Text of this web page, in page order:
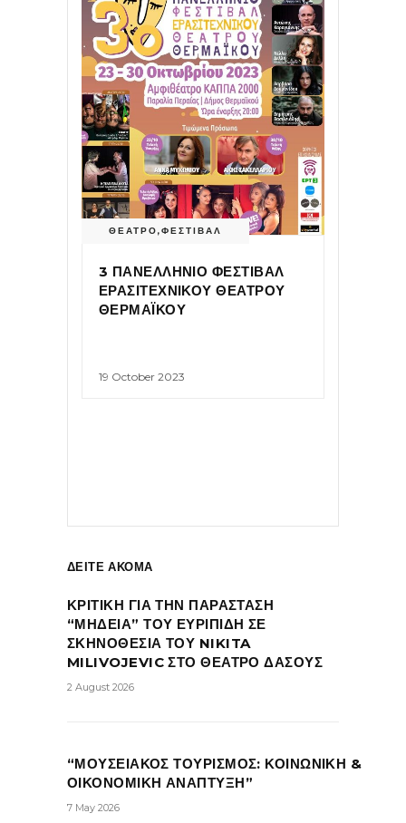
ΘΕΑΤΡΟ,ΦΕΣΤΙΒΑΛ
3 ΠΑΝΕΛΛΗΝΙΟ ΦΕΣΤΙΒΑΛ
ΕΡΑΣΙΤΕΧΝΙΚΟΥ ΘΕΑΤΡΟΥ
ΘΕΡΜΑΪΚΟΥ
19 October 2023
ΔΕΙΤΕ ΑΚΟΜΑ
ΚΡΙΤΙΚΗ ΓΙΑ ΤΗΝ ΠΑΡΑΣΤΑΣΗ
“ΜΗΔΕΙΑ” ΤΟΥ ΕΥΡΙΠΙΔΗ ΣΕ
ΣΚΗΝΟΘΕΣΙΑ ΤΟΥ NIKITA
MILIVOJEVIC ΣΤΟ ΘΕΑΤΡΟ ΔΑΣΟΥΣ
2 August 2026
“ΜΟΥΣΕΙΑΚΟΣ ΤΟΥΡΙΣΜΟΣ: ΚΟΙΝΩΝΙΚΗ &
ΟΙΚΟΝΟΜΙΚΗ ΑΝΑΠΤΥΞΗ”
7 May 2026